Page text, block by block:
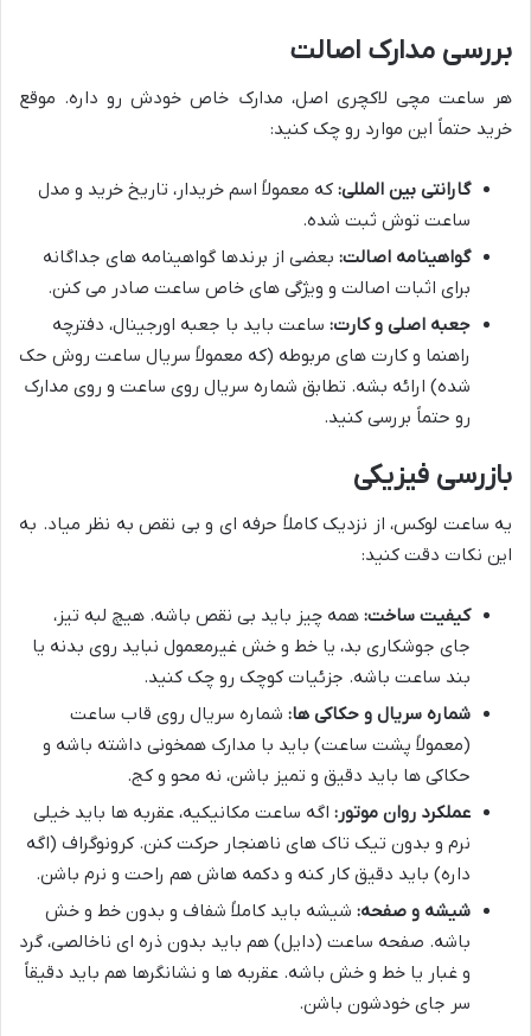
بررسی مدارک اصالت
هر ساعت مچی لاکچری اصل، مدارک خاص خودش رو داره. موقع
خرید حتماً این موارد رو چک کنید:
گارانتی بین المللی: که معمولاً اسم خریدار، تاریخ خرید و مدل
ساعت توش ثبت شده.
گواهینامه اصالت: بعضی از برندها گواهینامه های جداگانه
برای اثبات اصالت و ویژگی های خاص ساعت صادر می کنن.
جعبه اصلی و کارت: ساعت باید با جعبه اورجینال، دفترچه
راهنما و کارت های مربوطه (که معمولاً سریال ساعت روش حک
شده) ارائه بشه. تطابق شماره سریال روی ساعت و روی مدارک
رو حتماً بررسی کنید.
بازرسی فیزیکی
یه ساعت لوکس، از نزدیک کاملاً حرفه ای و بی نقص به نظر میاد. به
این نکات دقت کنید:
کیفیت ساخت: همه چیز باید بی نقص باشه. هیچ لبه تیز،
جای جوشکاری بد، یا خط و خش غیرمعمول نباید روی بدنه یا
بند ساعت باشه. جزئیات کوچک رو چک کنید.
شماره سریال و حکاکی ها: شماره سریال روی قاب ساعت
(معمولاً پشت ساعت) باید با مدارک همخونی داشته باشه و
حکاکی ها باید دقیق و تمیز باشن، نه محو و کج.
عملکرد روان موتور: اگه ساعت مکانیکیه، عقربه ها باید خیلی
نرم و بدون تیک تاک های ناهنجار حرکت کنن. کرونوگراف (اگه
داره) باید دقیق کار کنه و دکمه هاش هم راحت و نرم باشن.
شیشه و صفحه: شیشه باید کاملاً شفاف و بدون خط و خش
باشه. صفحه ساعت (دایل) هم باید بدون ذره ای ناخالصی، گرد
و غبار یا خط و خش باشه. عقربه ها و نشانگرها هم باید دقیقاً
سر جای خودشون باشن.